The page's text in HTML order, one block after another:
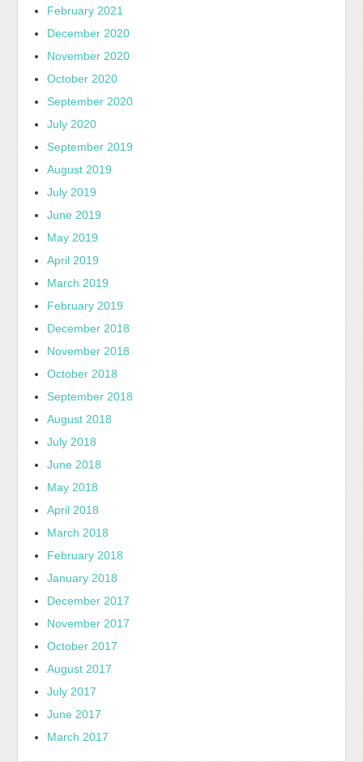
February 2021
December 2020
November 2020
October 2020
September 2020
July 2020
September 2019
August 2019
July 2019
June 2019
May 2019
April 2019
March 2019
February 2019
December 2018
November 2018
October 2018
September 2018
August 2018
July 2018
June 2018
May 2018
April 2018
March 2018
February 2018
January 2018
December 2017
November 2017
October 2017
August 2017
July 2017
June 2017
March 2017